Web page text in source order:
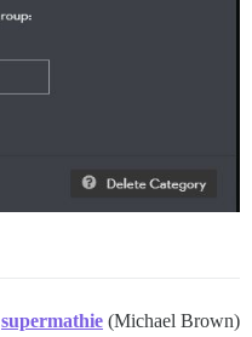
supermathie (Michael Brown)